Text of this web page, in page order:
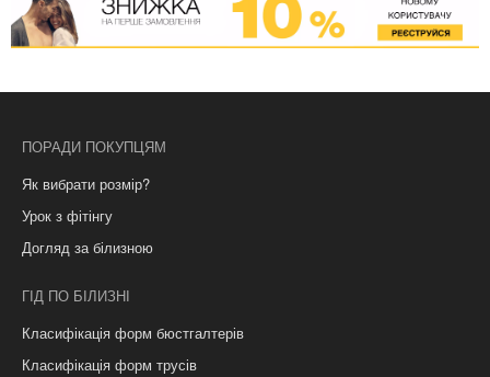
ПОРАДИ ПОКУПЦЯМ
Як вибрати розмір?
Урок з фітінгу
Догляд за білизною
ГІД ПО БІЛИЗНІ
Класифікація форм бюстгалтерів
Класифікація форм трусів